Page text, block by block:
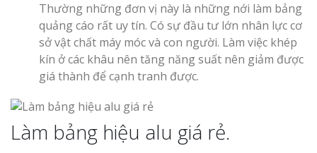
Thường những đơn vị này là những nới làm bảng
quảng cáo rất uy tín. Có sự đầu tư lớn nhân lực cơ
sở vật chất máy móc và con người. Làm việc khép
kín ở các khâu nên tăng năng suất nên giảm được
giá thành để cạnh tranh được.
Làm bảng hiệu alu giá rẻ.